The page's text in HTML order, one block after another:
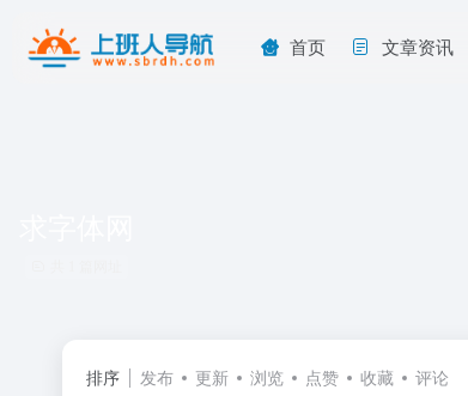
首页 文章资讯
排序 发布 更新 浏览 点赞 收藏 评论